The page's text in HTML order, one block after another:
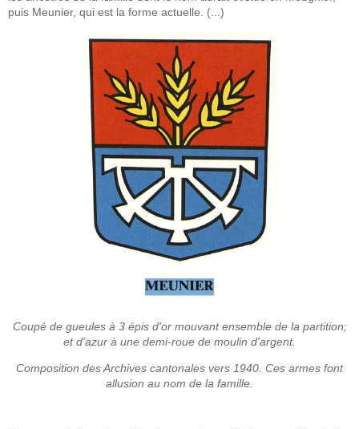
puis Meunier, qui est la forme actuelle. (...)
Coupé de gueules à 3 épis d'or mouvant ensemble de la partition;
et d'azur à une demi-roue de moulin d'argent.
Composition des Archives cantonales vers 1940. Ces armes font
allusion au nom de la famille.